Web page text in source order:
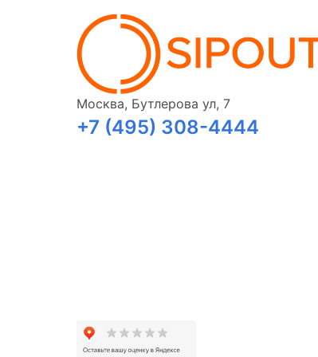
Москва, Бутлерова ул, 7
+7 (495) 308-4444